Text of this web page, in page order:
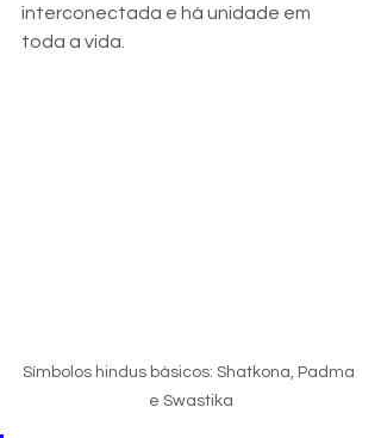
interconectada e há unidade em
toda a vida.
Símbolos hindus básicos: Shatkona, Padma
e Swastika